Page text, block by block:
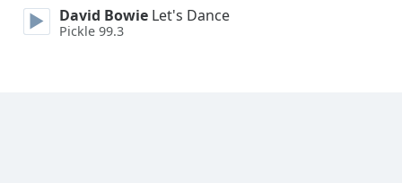
Reset
Done
David Bowie Let's Dance
Pickle 99.3